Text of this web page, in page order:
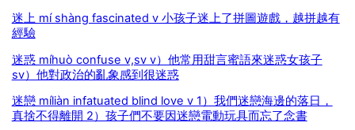
迷上 mí shàng fascinated v 小孩子迷上了拼圖遊戲，越拼越有
經驗
迷惑 míhuò confuse v,sv v）他常用甜言蜜語來迷惑女孩子
sv）他對政治的亂象感到很迷惑
迷戀 míliàn infatuated blind love v 1）我們迷戀海邊的落日，
真捨不得離開 2）孩子們不要因迷戀電動玩具而忘了念書